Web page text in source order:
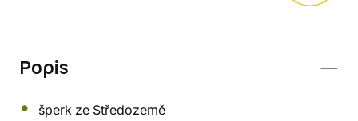
Popis
šperk ze Středozemě